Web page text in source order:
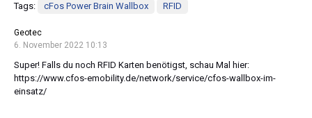
Tags: cFos Power Brain Wallbox RFID
Geotec
6. November 2022 10:13
Super! Falls du noch RFID Karten benötigst, schau Mal hier:
https://www.cfos-emobility.de/network/service/cfos-wallbox-im-
einsatz/